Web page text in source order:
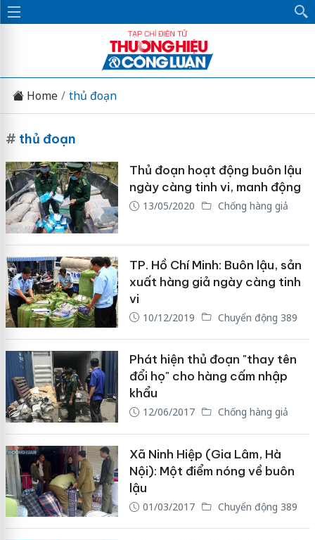
Home thủ đoạn
# thủ đoạn
Thủ đoạn hoạt động buôn lậu
ngày càng tinh vi, manh động
13/05/2020 Chống hàng giả
TP. Hồ Chí Minh: Buôn lậu, sản
xuất hàng giả ngày càng tinh
vi
10/12/2019 Chuyển động 389
Phát hiện thủ đoạn "thay tên
đổi họ" cho hàng cấm nhập
khẩu
12/06/2017 Chống hàng giả
Xã Ninh Hiệp (Gia Lâm, Hà
Nội): Một điểm nóng về buôn
lậu
01/03/2017 Chuyển động 389